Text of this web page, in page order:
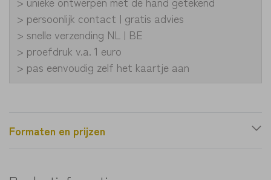
> persoonlijk contact | gratis advies
> snelle verzending NL | BE
> proefdruk v.a. 1 euro
> pas eenvoudig zelf het kaartje aan
Formaten en prijzen